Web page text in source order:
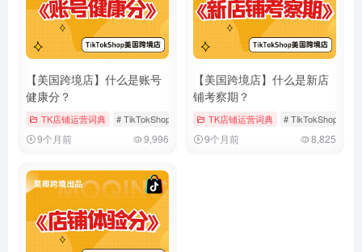
【美国跨境店】什么是账号
健康分？
TK店铺运营词典 # TikTokShop # 健康分 # 店铺运营
9个月前 9,996
【美国跨境店】什么是新店
铺考察期？
TK店铺运营词典 # TikTokShop
9个月前 8,825